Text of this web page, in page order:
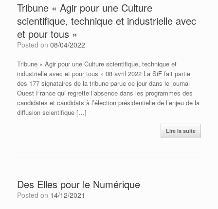
Tribune « Agir pour une Culture
scientifique, technique et industrielle avec
et pour tous »
Posted on 08/04/2022
Tribune « Agir pour une Culture scientifique, technique et
industrielle avec et pour tous » 08 avril 2022 La SiF fait partie
des 177 signataires de la tribune parue ce jour dans le journal
Ouest France qui regrette l’absence dans les programmes des
candidates et candidats à l’élection présidentielle de l’enjeu de la
diffusion scientifique […]
Lire la suite
Des Elles pour le Numérique
Posted on 14/12/2021